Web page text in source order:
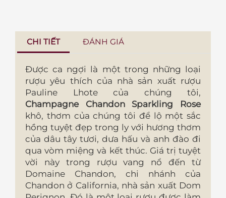
CHI TIẾT ĐÁNH GIÁ
Được ca ngợi là một trong những loại
rượu yêu thích của nhà sản xuất rượu
Pauline Lhote của chúng tôi,
Champagne Chandon Sparkling Rose
khô, thơm của chúng tôi để lộ một sắc
hồng tuyệt đẹp trong ly với hương thơm
của dâu tây tươi, dưa hấu và anh đào đi
qua vòm miệng và kết thúc. Giá trị tuyệt
vời này trong rượu vang nổ đến từ
Domaine Chandon, chi nhánh của
Chandon ở California, nhà sản xuất Dom